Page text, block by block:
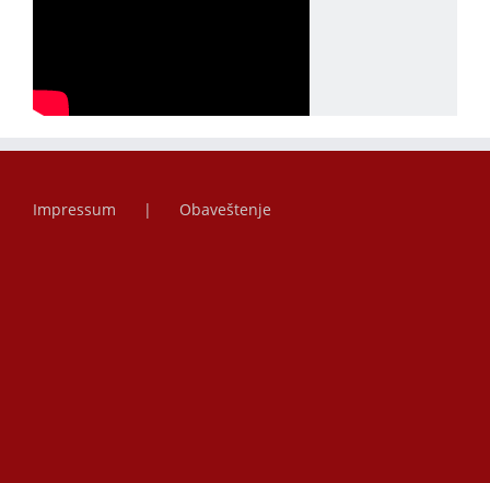
Impressum Obaveštenje